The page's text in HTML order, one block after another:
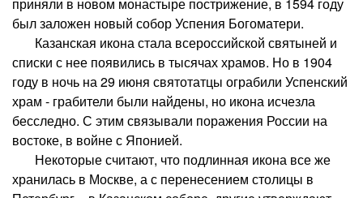
был заложен новый собор Успения Богоматери.
Казанская икона стала всероссийской святыней и
списки с нее появились в тысячах храмов. Но в 1904
году в ночь на 29 июня святотатцы ограбили Успенский
храм - грабители были найдены, но икона исчезла
бесследно. С этим связывали поражения России на
востоке, в войне с Японией.
Некоторые считают, что подлинная икона все же
хранилась в Москве, а с перенесением столицы в